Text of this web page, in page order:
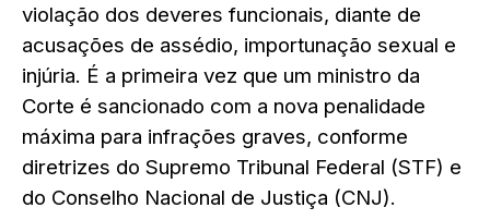
violação dos deveres funcionais, diante de
acusações de assédio, importunação sexual e
injúria. É a primeira vez que um ministro da
Corte é sancionado com a nova penalidade
máxima para infrações graves, conforme
diretrizes do Supremo Tribunal Federal (STF) e
do Conselho Nacional de Justiça (CNJ).